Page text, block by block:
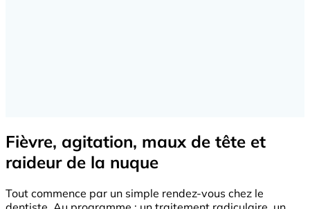
Fièvre, agitation, maux de tête et
raideur de la nuque
Tout commence par un simple rendez-vous chez le